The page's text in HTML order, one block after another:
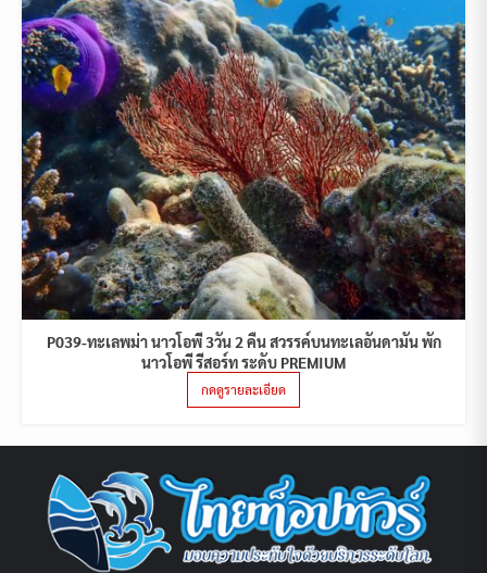
P039-ทะเลพม่า นาวโอพี 3วัน 2 คืน สวรรค์บนทะเลอันดามัน พัก
นาวโอพี รีสอร์ท ระดับ PREMIUM
กดดูรายละเอียด